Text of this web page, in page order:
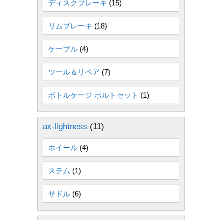
ディスクブレーキ (15)
リムブレーキ (18)
ケーブル (4)
ツール＆リペア (7)
ボトルケージ ボルトセット (1)
ax-lightness (11)
ホイール (4)
ステム (1)
サドル (6)